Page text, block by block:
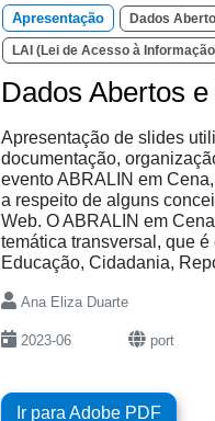
Apresentação Dados
LAI (Lei de Acesso à
Dados Abertos
Apresentação de slides
documentação,
evento ABRALIN em
a respeito de alguns
Web. O ABRALIN em
temática transversal, que
Educação, Cidadania,
Ana Eliza Duarte
2023-06 port
Ir para Adobe PDF